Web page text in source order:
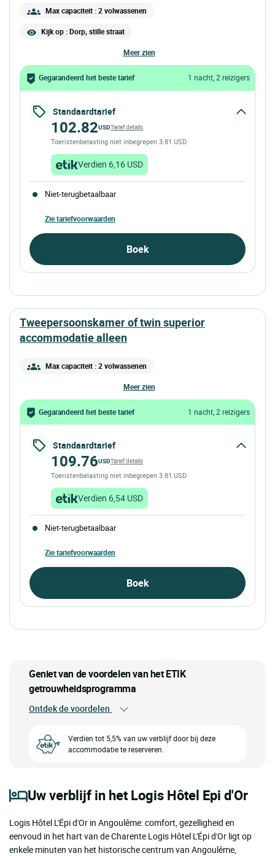
Max capaciteit : 2 volwassenen
Kijk op : Dorp, stille straat
meer zien
Gegarandeerd het beste tarief 1 nacht, 2 reizigers
Standaardtarief
102.82USDTarief details
Toeristenbelasting niet inbegrepen 3.81 USD
Verdien 6,16 USD
Niet-terugbetaalbaar
Zie tariefvoorwaarden
Boek
tweepersoonskamer of twin superior
accommodatie alleen
Max capaciteit : 2 volwassenen
meer zien
Gegarandeerd het beste tarief 1 nacht, 2 reizigers
Standaardtarief
109.76USDTarief details
Toeristenbelasting niet inbegrepen 3.81 USD
Verdien 6,54 USD
Niet-terugbetaalbaar
Zie tariefvoorwaarden
Boek
Geniet van de voordelen van het ETIK
getrouwheidsprogramma
Ontdek de voordelen
Verdien tot 5,5% van uw verblijf door bij deze
accommodatie te reserveren.
Uw verblijf in het Logis Hôtel Epi d'Or
Logis Hôtel L'Épi d'Or in Angoulême: comfort, gezelligheid en
eenvoud in het hart van de Charente Logis Hôtel L'Épi d'Or ligt op
enkele minuten van het historische centrum van Angoulême,